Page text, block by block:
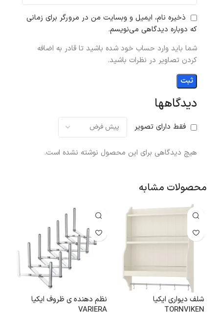
دیدگاهها
فقط دارای تصویر
هیچ دیدگاهی برای این محصول نوشته نشده است.
ذخیره نام، ایمیل و وبسایت من در مرورگر برای زمانی
که دوباره دیدگاهی می‌نویسم.
شما باید وارد حساب خود شده باشید تا قادر به اضافه
کردن تصاویر در نظرات باشید.
محصولات مشابه
شلف دیواری ایکیا
TORNVIKEN
نظم دهنده ی ظروف ایکیا
VARIERA